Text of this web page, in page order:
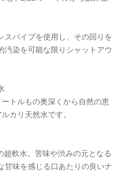
スパイプを使用し、その回りを
汚染を可能な限りシャットアウ
ートルもの奥深くから自然の恵
カリ天然水です。
超軟水。苦味や渋みの元となる
甘味を感じる口あたりの良いナ